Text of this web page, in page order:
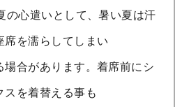
の心遣いとして、暑い夏は汗
席を濡らしてしまい
場合があります。着席前にシ
スを着替える事も